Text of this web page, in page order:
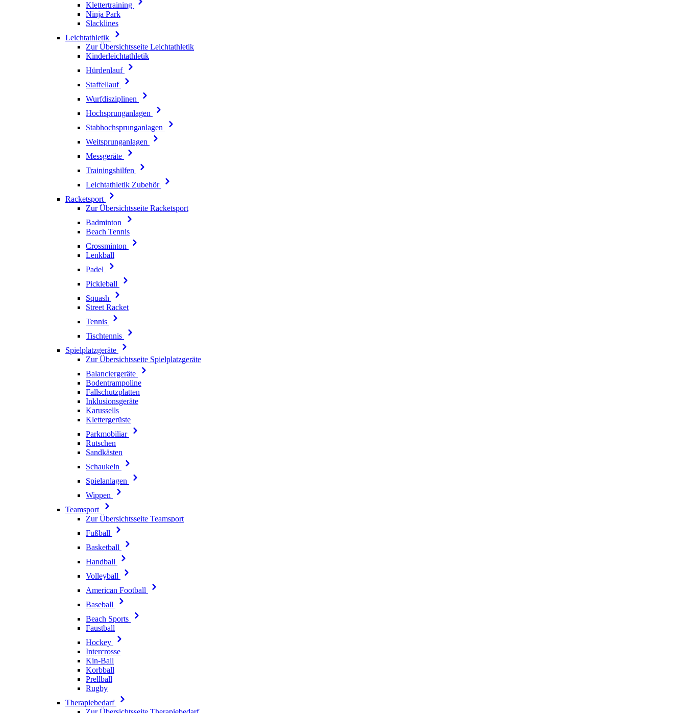
Klettertraining
Ninja Park
Slacklines
Leichtathletik
Zur Übersichtsseite Leichtathletik
Kinderleichtathletik
Hürdenlauf
Staffellauf
Wurfdisziplinen
Hochsprunganlagen
Stabhochsprunganlagen
Weitsprunganlagen
Messgeräte
Trainingshilfen
Leichtathletik Zubehör
Racketsport
Zur Übersichtsseite Racketsport
Badminton
Beach Tennis
Crossminton
Lenkball
Padel
Pickleball
Squash
Street Racket
Tennis
Tischtennis
Spielplatzgeräte
Zur Übersichtsseite Spielplatzgeräte
Balanciergeräte
Bodentrampoline
Fallschutzplatten
Inklusionsgeräte
Karussells
Klettergerüste
Parkmobiliar
Rutschen
Sandkästen
Schaukeln
Spielanlagen
Wippen
Teamsport
Zur Übersichtsseite Teamsport
Fußball
Basketball
Handball
Volleyball
American Football
Baseball
Beach Sports
Faustball
Hockey
Intercrosse
Kin-Ball
Korbball
Prellball
Rugby
Therapiebedarf